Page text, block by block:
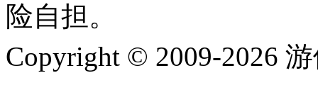
险自担。
Copyright © 2009-2026